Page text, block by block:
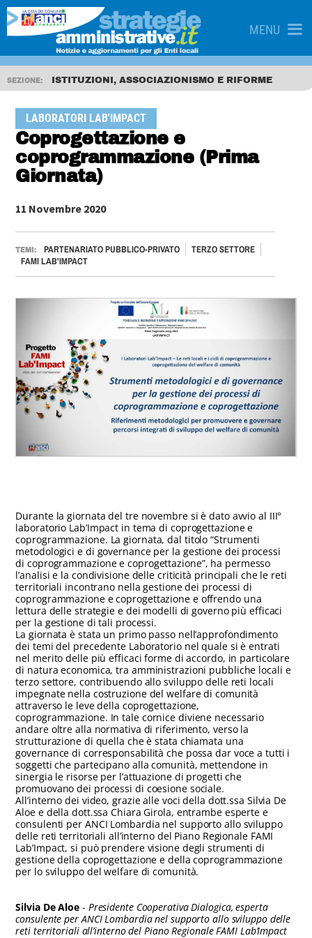
MENU
SEZIONE: ISTITUZIONI, ASSOCIAZIONISMO E RIFORME
LABORATORI LAB'IMPACT
Coprogettazione e
coprogrammazione (Prima
Giornata)
11 Novembre 2020
TEMI: PARTENARIATO PUBBLICO-PRIVATO
TERZO SETTORE
FAMI LAB'IMPACT
Durante la giornata del tre novembre si è dato avvio al III°
laboratorio Lab’Impact in tema di coprogettazione e
coprogrammazione. La giornata, dal titolo “Strumenti
metodologici e di governance per la gestione dei processi
di coprogrammazione e coprogettazione”, ha permesso
l’analisi e la condivisione delle criticità principali che le reti
territoriali incontrano nella gestione dei processi di
coprogrammazione e coprogettazione e offrendo una
lettura delle strategie e dei modelli di governo più efficaci
per la gestione di tali processi.
La giornata è stata un primo passo nell’approfondimento
dei temi del precedente Laboratorio nel quale si è entrati
nel merito delle più efficaci forme di accordo, in particolare
di natura economica, tra amministrazioni pubbliche locali e
terzo settore, contribuendo allo sviluppo delle reti locali
impegnate nella costruzione del welfare di comunità
attraverso le leve della coprogettazione,
coprogrammazione. In tale cornice diviene necessario
andare oltre alla normativa di riferimento, verso la
strutturazione di quella che è stata chiamata una
governance di corresponsabilità che possa dar voce a tutti i
soggetti che partecipano alla comunità, mettendone in
sinergia le risorse per l’attuazione di progetti che
promuovano dei processi di coesione sociale.
All’interno dei video, grazie alle voci della dott.ssa Silvia De
Aloe e della dott.ssa Chiara Girola, entrambe esperte e
consulenti per ANCI Lombardia nel supporto allo sviluppo
delle reti territoriali all’interno del Piano Regionale FAMI
Lab’Impact, si può prendere visione degli strumenti di
gestione della coprogettazione e della coprogrammazione
per lo sviluppo del welfare di comunità.
Silvia De Aloe - Presidente Cooperativa Dialogica, esperta
consulente per ANCI Lombardia nel supporto allo sviluppo delle
reti territoriali all’interno del Piano Regionale FAMI Lab’Impact